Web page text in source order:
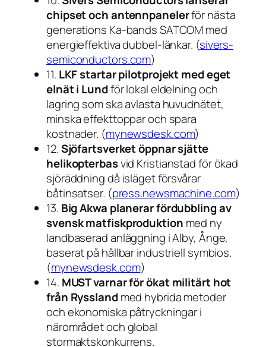
chipset och antennpanelerför nästa
generations Ka-bands SATCOM med
energieffektiva dubbel-länkar. (sivers-
semiconductors.com)
11. LKF startar pilotprojekt med eget
elnät i Lundför lokal eldelning och
lagring som ska avlasta huvudnätet,
minska effekttoppar och spara
kostnader. (mynewsdesk.com)
12.Sjöfartsverket öppnar sjätte
helikopterbasvid Kristianstad för ökad
sjöräddning då isläget försvårar
båtinsatser. (press.newsmachine.com)
13. Big Akwa planerar fördubbling av
svensk matfiskproduktion med ny
landbaserad anläggning i Alby, Ånge,
baserat på hållbar industriell symbios.
(mynewsdesk.com)
14. MUST varnar för ökat militärt hot
från Rysslandmed hybrida metoder
och ekonomiska påtryckningar i
närområdet och global
stormaktskonkurrens.